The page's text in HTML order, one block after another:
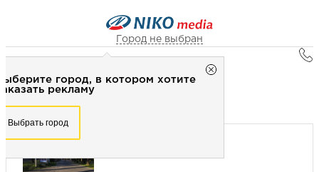
Город не выбран
город, в котором хотите
рекламу
Выбрать город
Город не выбран
Рекламное агентство НИКО-медиа
+7 (3462) 550-877
Наружная реклама
Сити-формат 1,2х1,8 (сторона А) - динамика